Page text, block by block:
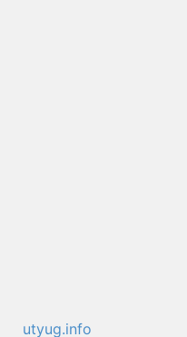
utyug.info